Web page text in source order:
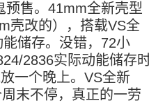
预售。41mm全新壳型
壳改的），搭载VS全
储存。没错，72小
2836实际动能储存
一个晚上。VS全新
末不停，真正的一劳